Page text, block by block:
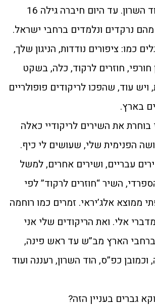
ביניהן, תושבת הוד השרון. עד היום חיברה גילה 16
נרקדים ונלמדים ברחבי ישראל.
כמו: ציפורים נודדות, הניגון שלך,
חוזרים לרקוד, כלה, בשקט
עוד, שהפכו לריקודים פופולריים
בארץ.
בוחרת את השירים לריקודיי כאלה
הפנימית שלי, שעושים לי כיף.
עבריים, ושירים אחרים, למשל
השיר “חוזרים לרקוד” לפי
ממוצא אלג’יראי. זמרים כמו רוחמה
מדברי אלי. ואת הריקודים שלי אני
הארץ מב”ש עד ראש פינה,
כפ”ס, הוד השרון, רעננה ועוד
גברים בעניין הזה?